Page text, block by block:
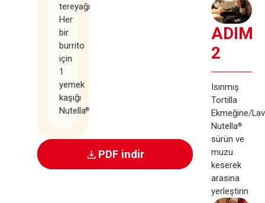
tereyağı
Her
bir
burrito
için
1
yemek
kaşığı
Nutella®
PDF indir
ADIM
2
Isınmış
Tortilla
Ekmeğine/
Nutella®
sürün ve
muzu
keserek
arasına
yerleştirin